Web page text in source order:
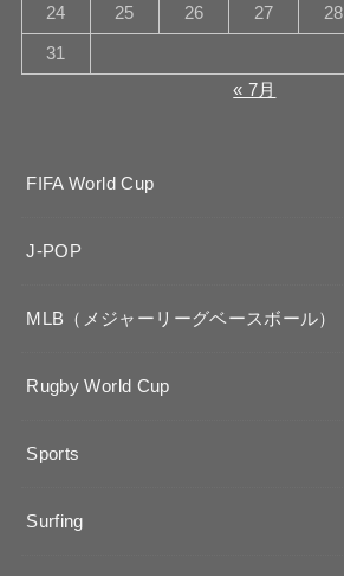
24 25 26 27 28
31
« 7月
FIFA World Cup
J-POP
MLB（メジャーリーグベースボール）
Rugby World Cup
Sports
Surfing